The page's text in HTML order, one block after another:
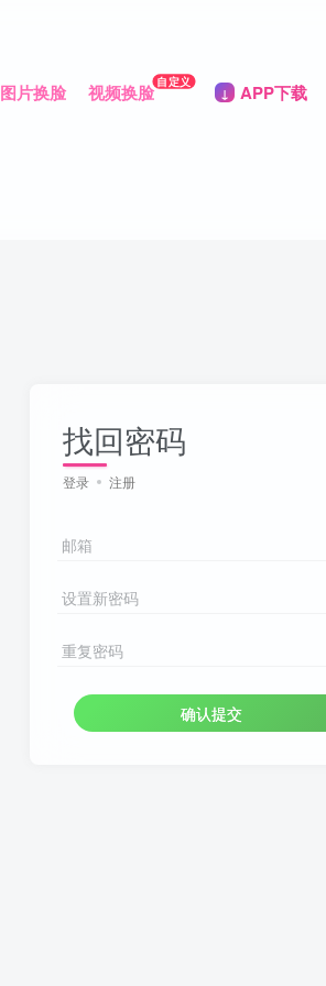
图片换脸 视频换脸 自定义 APP下载
找回密码
登录 注册
邮箱
设置新密码
重复密码
确认提交